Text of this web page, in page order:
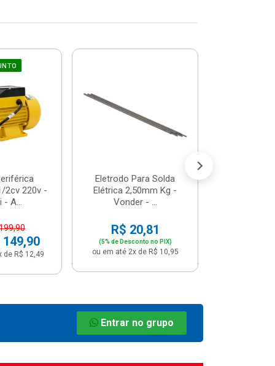
2cv 220v -
- A...
149,90
de R$ 12,49
Eletrodo Para Solda
Elétrica 2,50mm Kg -
Vonder - ...
R$ 20,81
(5% de Desconto no PIX)
ou em até 2x de R$ 10,95
Entrar no grupo